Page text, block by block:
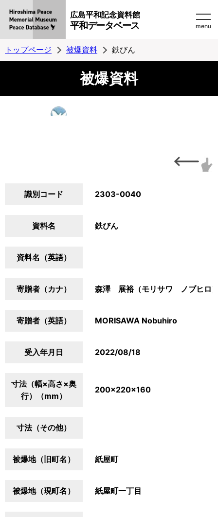
広島平和記念資料館
平和データベース menu
トップページ 被爆資料 鉄びん
被爆資料
識別コード 2303-0040
資料名 鉄びん
資料名（英語）
寄贈者（カナ） 森澤 展裕（モリサワ ノブヒロ
寄贈者（英語） MORISAWA Nobuhiro
受入年月日 2022/08/18
寸法（幅×高さ×奥
行）（mm）
200×220×160
寸法（その他）
被爆地（旧町名） 紙屋町
被爆地（現町名） 紙屋町一丁目